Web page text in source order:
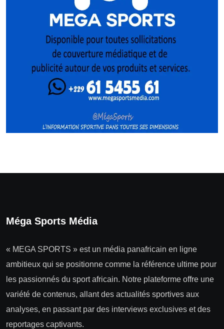
Méga Sports Média
« MEGA SPORTS » est un média panafricain en ligne
ambitieux qui se positionne comme la référence ultime pour
les passionnés du sport africain. Notre plateforme offre une
variété de contenus, allant des actualités sportives aux
analyses, en passant par des interviews exclusives et des
reportages captivants.